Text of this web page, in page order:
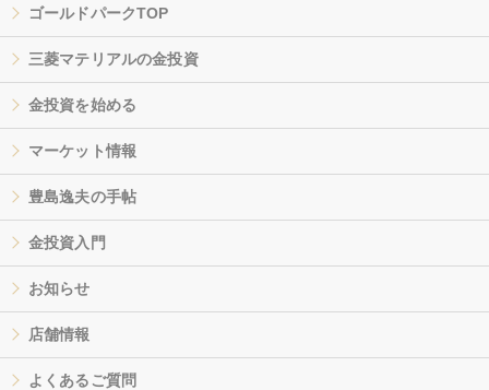
ゴールドパークTOP
三菱マテリアルの金投資
金投資を始める
マーケット情報
豊島逸夫の手帖
金投資入門
お知らせ
店舗情報
よくあるご質問